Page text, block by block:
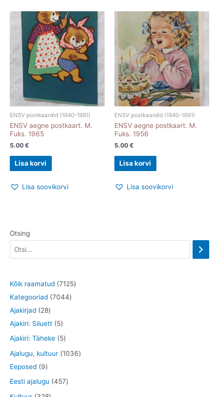
ENSV postkaardid (1940-1991)
ENSV aegne postkaart. M.
Fuks. 1965
5.00 €
Lisa korvi
Lisa soovikorvi
ENSV postkaardid (1940-1991)
ENSV aegne postkaart. M.
Fuks. 1956
5.00 €
Lisa korvi
Lisa soovikorvi
Otsing
Kõik raamatud 71257
o
Kategooriad 70447
t
Ajakirjad 282
8
t
Ajakiri: Siluett 55
t
o
Ajakiri: Täheke 55
t
o
Ajalugu, kultuur 10361
Eeposed 99
t
o
Eesti ajalugu 4574